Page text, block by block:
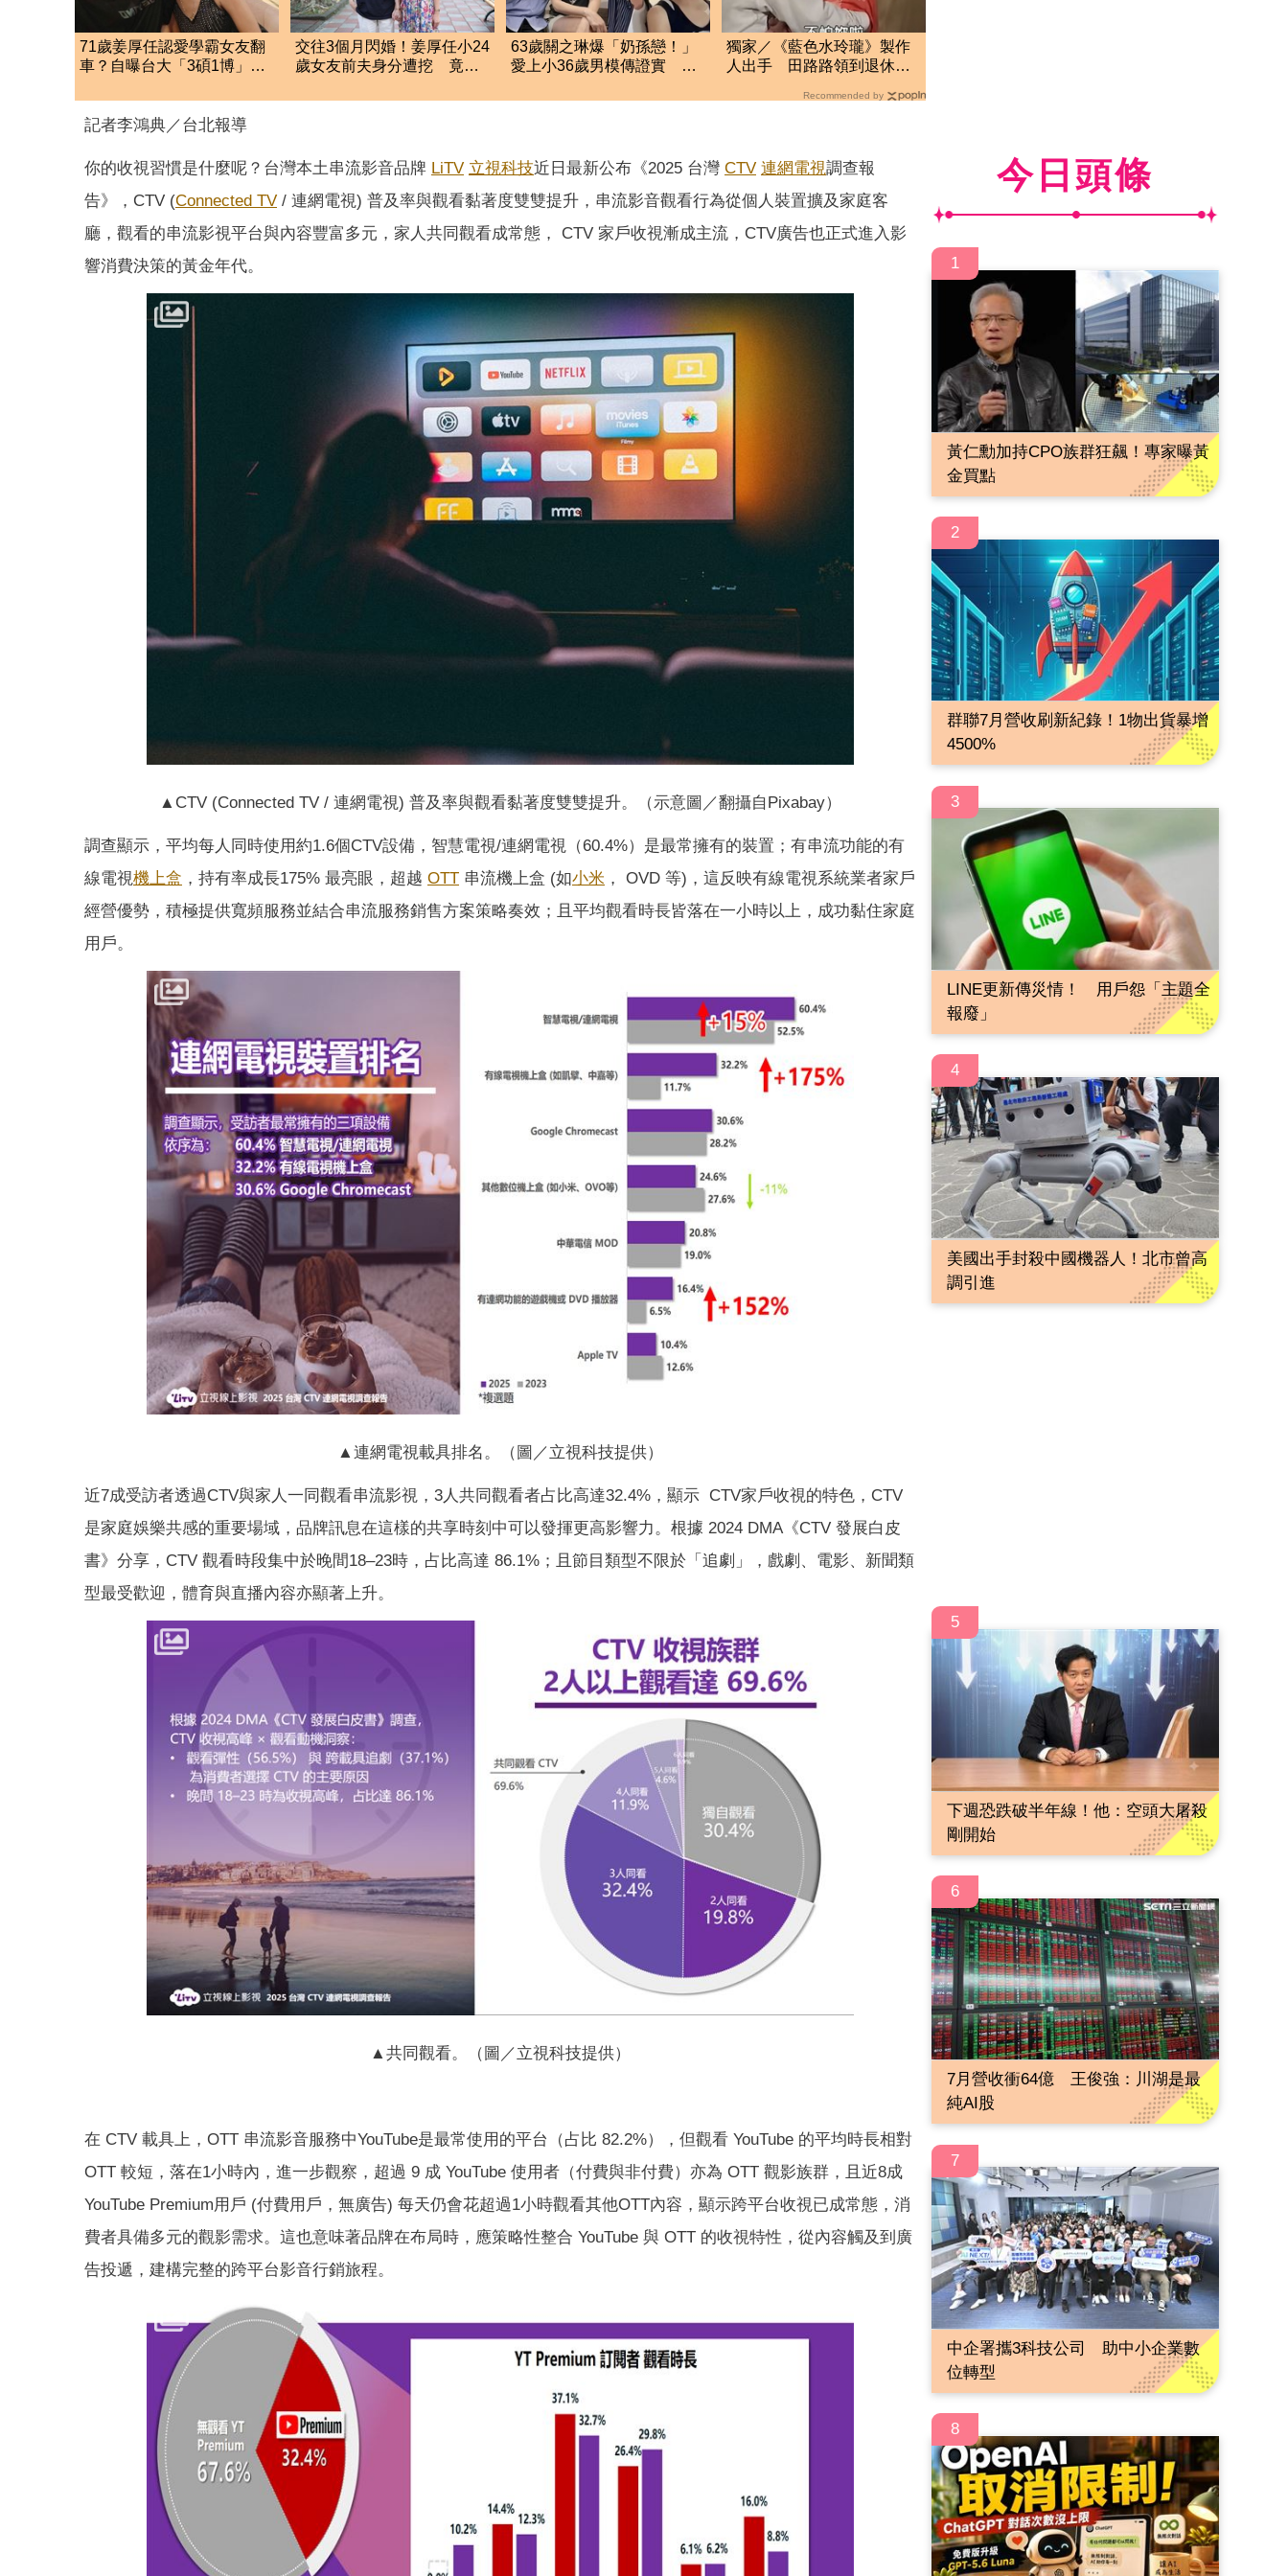
71歲姜厚任認愛學霸女友翻
車？自曝台大「3碩1博」遭
交往3個月閃婚！姜厚任小24
歲女友前夫身分遭挖 竟是
63歲關之琳爆「奶孫戀！」
愛上小36歲男模傳證實 她
獨家／《藍色水玲瓏》製作
人出手 田路路領到退休
Recommended by
記者李鴻典／台北報導
你的收視習慣是什麼呢？台灣本土串流影音品牌 LiTV 立視科技近日最新公布《2025 台灣 CTV 連網電視調查報
告》，CTV (Connected TV / 連網電視) 普及率與觀看黏著度雙雙提升，串流影音觀看行為從個人裝置擴及家庭客
廳，觀看的串流影視平台與內容豐富多元，家人共同觀看成常態， CTV 家戶收視漸成主流，CTV廣告也正式進入影
響消費決策的黃金年代。
▲CTV (Connected TV / 連網電視) 普及率與觀看黏著度雙雙提升。（示意圖／翻攝自Pixabay）
調查顯示，平均每人同時使用約1.6個CTV設備，智慧電視/連網電視（60.4%）是最常擁有的裝置；有串流功能的有
線電視機上盒 ，持有率成長175% 最亮眼，超越 OTT 串流機上盒 (如小米 ， OVD 等)，這反映有線電視系統業者家戶
經營優勢，積極提供寬頻服務並結合串流服務銷售方案策略奏效；且平均觀看時長皆落在一小時以上，成功黏住家庭
用戶。
▲連網電視載具排名。（圖／立視科技提供）
近7成受訪者透過CTV與家人一同觀看串流影視，3人共同觀看者占比高達32.4%，顯示 CTV家戶收視的特色，CTV
是家庭娛樂共感的重要場域，品牌訊息在這樣的共享時刻中可以發揮更高影響力。根據 2024 DMA《CTV 發展白皮
書》分享，CTV 觀看時段集中於晚間18–23時，占比高達 86.1%；且節目類型不限於「追劇」，戲劇、電影、新聞類
型最受歡迎，體育與直播內容亦顯著上升。
▲共同觀看。（圖／立視科技提供）
在 CTV 載具上，OTT 串流影音服務中YouTube是最常使用的平台（占比 82.2%），但觀看 YouTube 的平均時長相對
OTT 較短，落在1小時內，進一步觀察，超過 9 成 YouTube 使用者（付費與非付費）亦為 OTT 觀影族群，且近8成
YouTube Premium用戶 (付費用戶，無廣告) 每天仍會花超過1小時觀看其他OTT內容，顯示跨平台收視已成常態，消
費者具備多元的觀影需求。這也意味著品牌在布局時，應策略性整合 YouTube 與 OTT 的收視特性，從內容觸及到廣
告投遞，建構完整的跨平台影音行銷旅程。
今日頭條
1
黃仁勳加持CPO族群狂飆！專家曝黃
金買點
2
群聯7月營收刷新紀錄！1物出貨暴增
4500%
3
LINE更新傳災情！ 用戶怨「主題全
報廢」
4
美國出手封殺中國機器人！北市曾高
調引進
5
下週恐跌破半年線！他：空頭大屠殺
剛開始
6
7月營收衝64億 王俊強：川湖是最
純AI股
7
中企署攜3科技公司 助中小企業數
位轉型
8